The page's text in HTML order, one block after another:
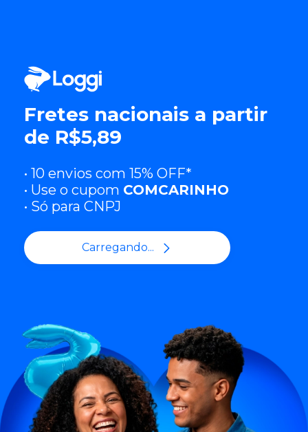
Fretes nacionais a partir
de R$5,89
• 10 envios com 15% OFF*
• Use o cupom COMCARINHO
• Só para CNPJ
Carregando...